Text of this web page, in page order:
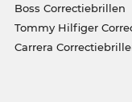
Boss Correctiebrillen
Tommy Hilfiger
Carrera